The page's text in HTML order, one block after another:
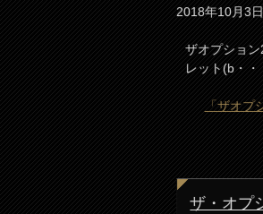
2018年10月3日
ザオプショ
レット(b・・
「ザオプ
ザ・オプ